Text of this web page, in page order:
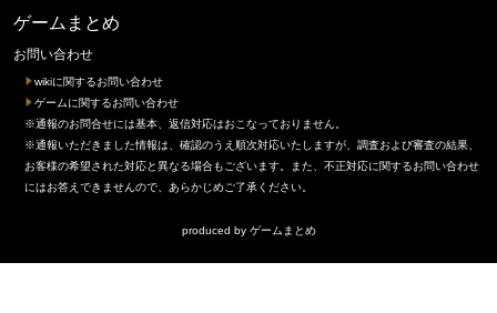
ゲームまとめ
お問い合わせ
wikiに関するお問い合わせ
ゲームに関するお問い合わせ
※通報のお問合せには基本、返信対応はおこなっておりません。
※通報いただきました情報は、確認のうえ順次対応いたしますが、調査および審査の結果、
お客様の希望された対応と異なる場合もございます。また、不正対応に関するお問い合わせ
にはお答えできませんので、あらかじめご了承ください。
produced by ゲームまとめ